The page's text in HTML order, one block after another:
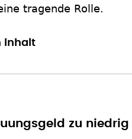
tragende Rolle.
Inhalt
zu niedrig